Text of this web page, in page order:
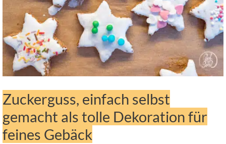
Zuckerguss, einfach selbst
gemacht als tolle Dekoration für
feines Gebäck